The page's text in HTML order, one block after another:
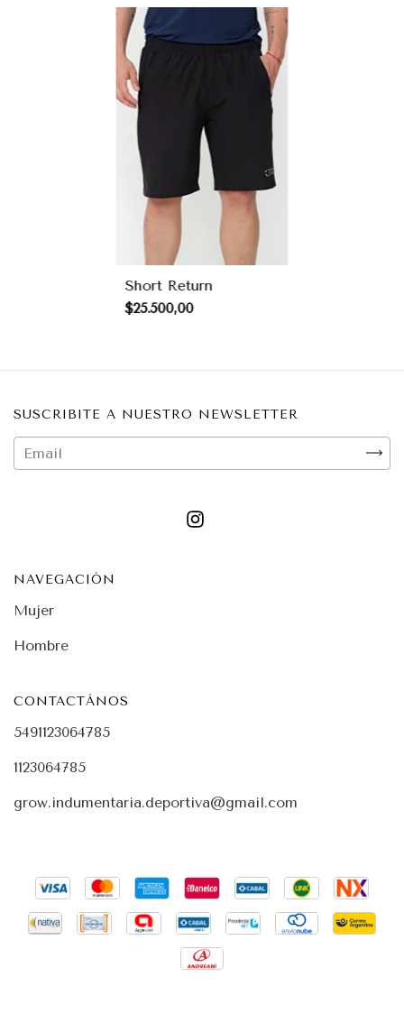
Short Return
$25.500,00
SUSCRIBITE A NUESTRO NEWSLETTER
NAVEGACIÓN
Mujer
Hombre
CONTACTÁNOS
5491123064785
1123064785
grow.indumentaria.deportiva@gmail.com